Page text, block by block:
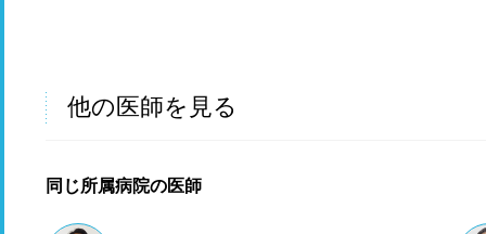
他の医師を見る
同じ所属病院の医師